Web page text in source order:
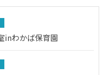
inわかば保育園